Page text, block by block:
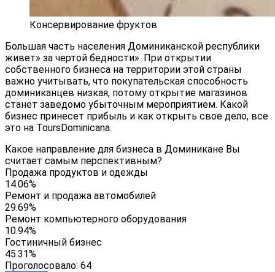
Консервирование фруктов
Большая часть населения Доминиканской республики
живет» за чертой бедности». При открытии
собственного бизнеса на территории этой страны
важно учитывать, что покупательская способность
доминиканцев низкая, потому открытие магазинов
станет заведомо убыточным мероприятием. Какой
бизнес принесет прибыль и как открыть свое дело, все
это на ToursDominicana.
Какое направление для бизнеса в Доминикане Вы
считает самым перспективным?
Продажа продуктов и одежды
14.06%
Ремонт и продажа автомобилей
29.69%
Ремонт компьютерного оборудования
10.94%
Гостиничный бизнес
45.31%
Проголосовало: 64